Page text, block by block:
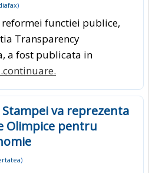
)
functiei publice,
Transparency
a fost publicata in
Stampei va reprezenta
Olimpice pentru
)